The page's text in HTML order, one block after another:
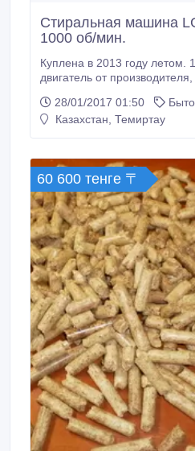
Стиральная машина
1000 об/мин.
Куплена в 2013 году летом.
двигатель от производителя, эксплуатировалась
стирки, звуковой сигнал по окончании цикла, защита
от детей. Продаем в связи
28/01/2017 01:50
Казахстан, Темиртау
60 600 тенге 〒